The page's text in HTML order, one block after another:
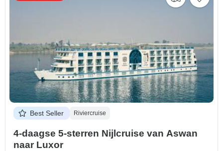
Best Seller Riviercruise
4-daagse 5-sterren Nijlcruise van Aswan
naar Luxor